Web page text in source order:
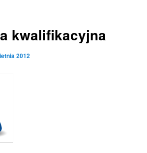
kwalifikacyjna
2012